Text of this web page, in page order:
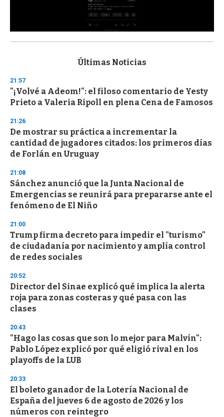
s
d
s
o
f
3
s
c
o
d
s
Últimas Noticias
21:57
"¡Volvé a Adeom!": el filoso comentario de Yesty
Prieto a Valeria Ripoll en plena Cena de Famosos
21:26
De mostrar su práctica a incrementar la
cantidad de jugadores citados: los primeros días
de Forlán en Uruguay
21:08
Sánchez anunció que la Junta Nacional de
Emergencias se reunirá para prepararse ante el
fenómeno de El Niño
21:00
Trump firma decreto para impedir el "turismo"
de ciudadanía por nacimiento y amplía control
de redes sociales
20:52
Director del Sinae explicó qué implica la alerta
roja para zonas costeras y qué pasa con las
clases
20:43
"Hago las cosas que son lo mejor para Malvín":
Pablo López explicó por qué eligió rival en los
playoffs de la LUB
20:33
El boleto ganador de la Lotería Nacional de
España del jueves 6 de agosto de 2026 y los
números con reintegro